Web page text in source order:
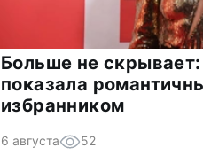
Больше не
показала
избранником
6 августа 52